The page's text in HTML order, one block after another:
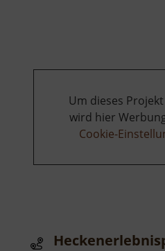
Um dieses
wird hier
Cookie-